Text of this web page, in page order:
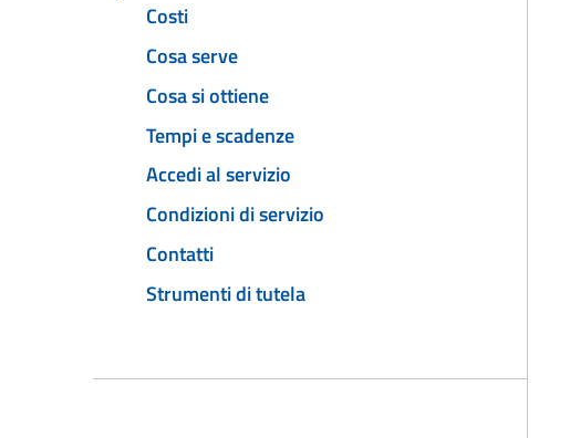
Costi
Cosa serve
Cosa si ottiene
Tempi e scadenze
Accedi al servizio
Condizioni di servizio
Contatti
Strumenti di tutela